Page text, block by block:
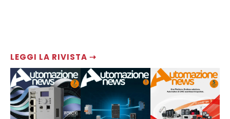
LEGGI LA RIVISTA ⇢